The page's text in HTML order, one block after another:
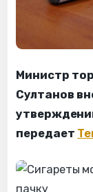
Министр
Султанов
передает